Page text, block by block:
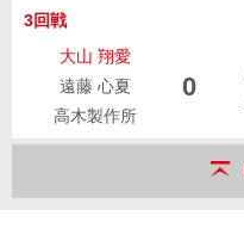
3回戦
大山 翔愛
遠藤 心夏
高木製作所
0